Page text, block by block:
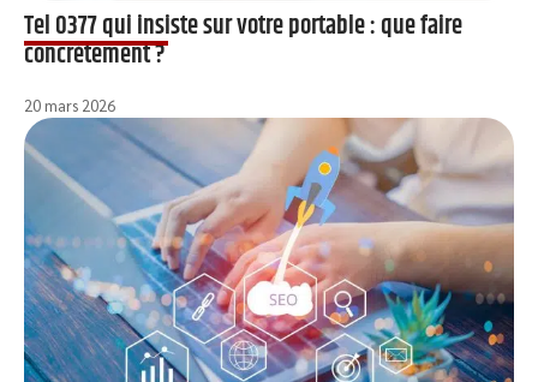
Tel 0377 qui insiste sur votre portable : que faire
concrètement ?
20 mars 2026